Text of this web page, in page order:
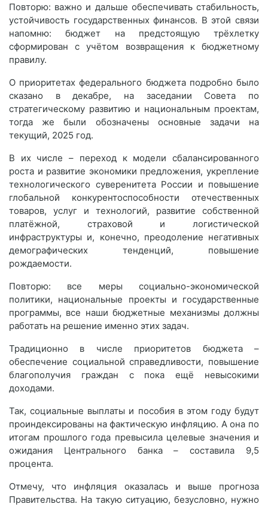
Повторю: важно и дальше обеспечивать стабильность,
устойчивость государственных финансов. В этой связи
напомню: бюджет на предстоящую трёхлетку
сформирован с учётом возвращения к бюджетному
правилу.
О приоритетах федерального бюджета подробно было
сказано в декабре, на заседании Совета по
стратегическому развитию и национальным проектам,
тогда же были обозначены основные задачи на
текущий, 2025 год.
В их числе – переход к модели сбалансированного
роста и развитие экономики предложения, укрепление
технологического суверенитета России и повышение
глобальной конкурентоспособности отечественных
товаров, услуг и технологий, развитие собственной
платёжной, страховой и логистической
инфраструктуры и, конечно, преодоление негативных
демографических тенденций, повышение
рождаемости.
Повторю: все меры социально-экономической
политики, национальные проекты и государственные
программы, все наши бюджетные механизмы должны
работать на решение именно этих задач.
Традиционно в числе приоритетов бюджета –
обеспечение социальной справедливости, повышение
благополучия граждан с пока ещё невысокими
доходами.
Так, социальные выплаты и пособия в этом году будут
проиндексированы на фактическую инфляцию. А она по
итогам прошлого года превысила целевые значения и
ожидания Центрального банка – составила 9,5
процента.
Отмечу, что инфляция оказалась и выше прогноза
Правительства. На такую ситуацию, безусловно, нужно